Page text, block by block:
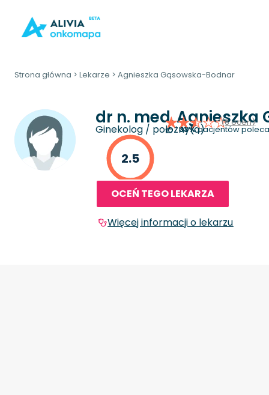
Strona główna > Lekarze > Agnieszka Gąsowska-Bodnar
dr n. med.Agnieszka
Ginekolog / położny(a)
2.5
(6 ocen)
33%pacjentów
OCEŃ TEGO LEKARZA
Więcej informacji o lekarzu